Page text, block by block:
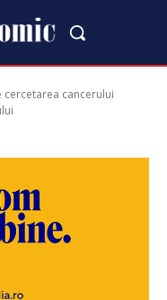
cercetarea cancerului